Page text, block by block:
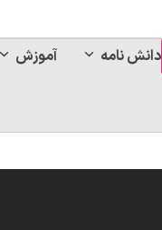
آموزش دانش نامه